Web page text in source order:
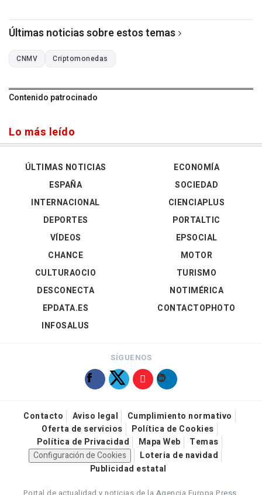
Últimas noticias sobre estos temas
CNMV Criptomonedas
Contenido patrocinado
Lo más leído
ÚLTIMAS NOTICIAS
ESPAÑA
INTERNACIONAL
DEPORTES
VÍDEOS
ECONOMÍA
SOCIEDAD
CIENCIAPLUS
PORTALTIC
EPSOCIAL
CHANCE
CULTURAOCIO
DESCONECTA
EPDATA.ES
INFOSALUS
MOTOR
TURISMO
NOTIMÉRICA
CONTACTOPHOTO
SÍGUENOS
Contacto Aviso legal
Cumplimiento normativo
Oferta de servicios
Política de Cookies
Política de Privacidad
Mapa Web
Temas
Configuración de Cookies
Loteria de navidad
Publicidad estatal